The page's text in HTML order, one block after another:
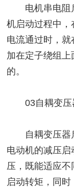
电机串电阻启
机启动过程中
电流通过时，
加在定子绕组上
的。
03自耦变压
自耦变压器启
电动机的减压
压，既能适应
启动转矩，同